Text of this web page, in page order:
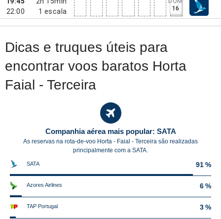
22:00
1 escala
16
Dicas e truques úteis para
encontrar voos baratos Horta
Faial - Terceira
Companhia aérea mais popular: SATA
As reservas na rota-de-voo Horta - Faial - Terceira são realizadas
principalmente com a SATA.
SATA 91 %
Azores Airlines 6 %
TAP Portugal 3 %